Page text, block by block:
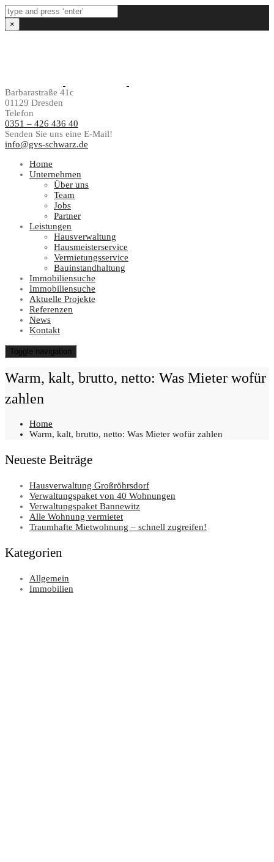
×
Barbarastraße 41c
01129 Dresden
Telefon
0351 – 426 436 40
Senden Sie uns eine E-Mail!
info@gvs-schwarz.de
Home
Unternehmen
Über uns
Team
Jobs
Partner
Leistungen
Hausverwaltung
Hausmeisterservice
Vermietungsservice
Bauinstandhaltung
Immobiliensuche
Immobiliensuche
Aktuelle Projekte
Referenzen
News
Kontakt
Toggle navigation
Warm, kalt, brutto, netto: Was Mieter wofür
zahlen
Home
Warm, kalt, brutto, netto: Was Mieter wofür zahlen
Neueste Beiträge
Hausverwaltung Großröhrsdorf
Verwaltungspaket von 40 Wohnungen
Verwaltungspaket Bannewitz
Alle Wohnung vermietet
Traumhafte Mietwohnung – schnell zugreifen!
Kategorien
Allgemein
Immobilien